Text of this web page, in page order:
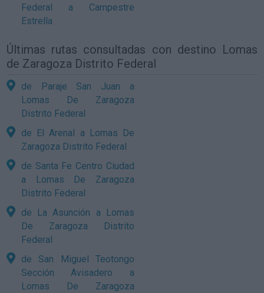
Federal a Campestre
Estrella
Últimas rutas consultadas con destino Lomas
de Zaragoza Distrito Federal
de Paraje San Juan a
Lomas De Zaragoza
Distrito Federal
de El Arenal a Lomas De
Zaragoza Distrito Federal
de Santa Fe Centro Ciudad
a Lomas De Zaragoza
Distrito Federal
de La Asunción a Lomas
De Zaragoza Distrito
Federal
de San Miguel Teotongo
Sección Avisadero a
Lomas De Zaragoza